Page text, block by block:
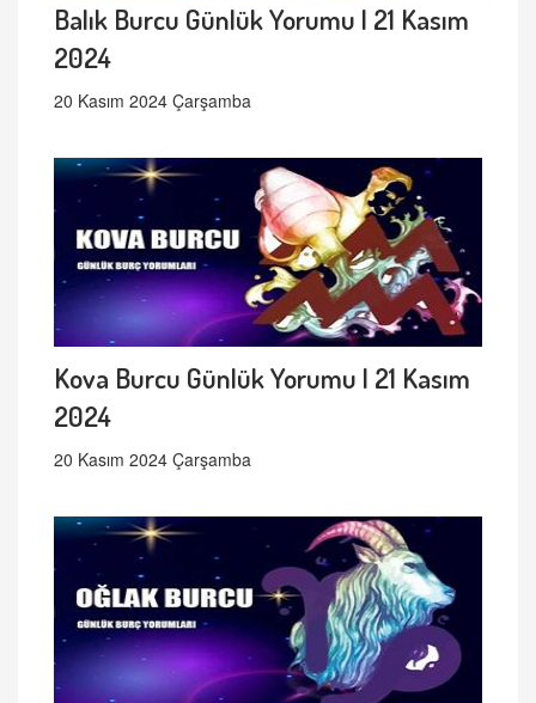
Balık Burcu Günlük Yorumu | 21 Kasım
2024
20 Kasım 2024 Çarşamba
Kova Burcu Günlük Yorumu | 21 Kasım
2024
20 Kasım 2024 Çarşamba